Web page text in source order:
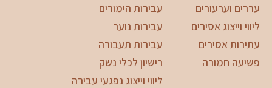
עררים וערעורים
ליווי וייצוג אסירים
עתירות אסירים
פשיעה חמורה
עבירות הימורים
עבירות נוער
עבירות תעבורה
רישיון לכלי נשק
ליווי וייצוג נפגעי עבירה